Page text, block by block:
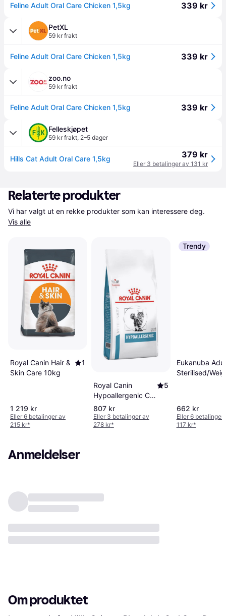
Feline Adult Oral Care Chicken 1,5kg 339 kr
PetXL
59 kr frakt
Feline Adult Oral Care Chicken 1,5kg 339 kr
zoo.no
59 kr frakt
Feline Adult Oral Care Chicken 1,5kg 339 kr
Felleskjøpet
59 kr frakt, 2–5 dager
Hills Cat Adult Oral Care 1,5kg 379 kr
Eller 3 betalinger av 131 kr
Relaterte produkter
Vis alle
Royal Canin Hair &
Skin Care 10kg
1
1 219 kr
Eller 6 betalinger av
215 kr*
Royal Canin
Hypoallergenic Cat
4.5kg
5
807 kr
Eller 3 betalinger av
278 kr*
Trendy
Eukanuba
Sterilised/
662 kr
Eller 6 betalinger
117 kr*
Anmeldelser
Om produktet